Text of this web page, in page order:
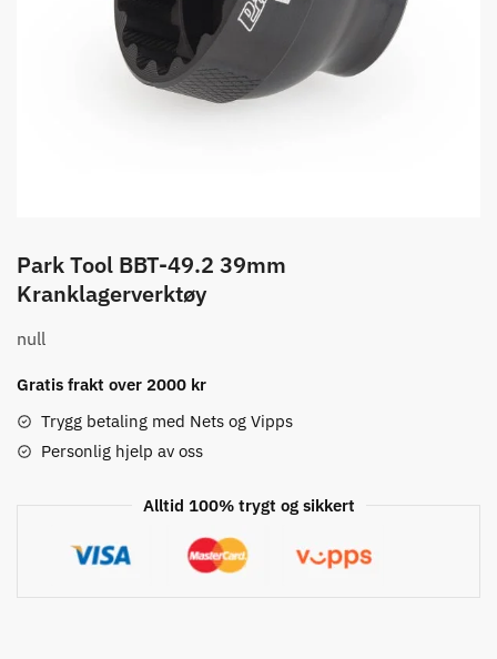
Park Tool BBT-49.2 39mm
Kranklagerverktøy
null
Gratis frakt over 2000 kr
Trygg betaling med Nets og Vipps
Personlig hjelp av oss
Alltid 100% trygt og sikkert